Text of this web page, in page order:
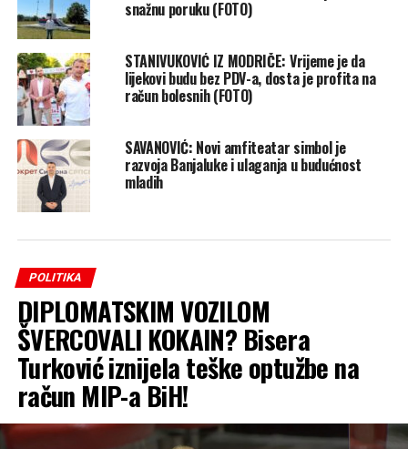
snažnu poruku (FOTO)
STANIVUKOVIĆ IZ MODRIČE: Vrijeme je da
lijekovi budu bez PDV-a, dosta je profita na
račun bolesnih (FOTO)
SAVANOVIĆ: Novi amfiteatar simbol je
razvoja Banjaluke i ulaganja u budućnost
mladih
POLITIKA
DIPLOMATSKIM VOZILOM
ŠVERCOVALI KOKAIN? Bisera
Turković iznijela teške optužbe na
račun MIP-a BiH!